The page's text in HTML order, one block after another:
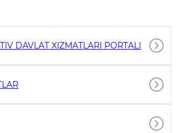
DAVLAT XIZMATLARI PORTALI